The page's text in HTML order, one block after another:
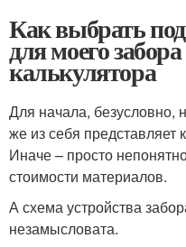
Как выбрать
для моего
калькулятора
Для начала, безусловно,
же из себя представляет
Иначе – просто
стоимости материалов.
А схема устройства
незамысловата.